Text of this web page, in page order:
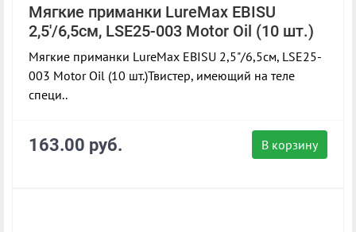
Мягкие приманки LureMax EBISU
2,5'/6,5см, LSE25-003 Motor Oil (10 шт.)
Мягкие приманки LureMax EBISU 2,5"/6,5см, LSE25-
003 Motor Oil (10 шт.)Твистер, имеющий на теле
специ..
В корзину
163.00 руб.